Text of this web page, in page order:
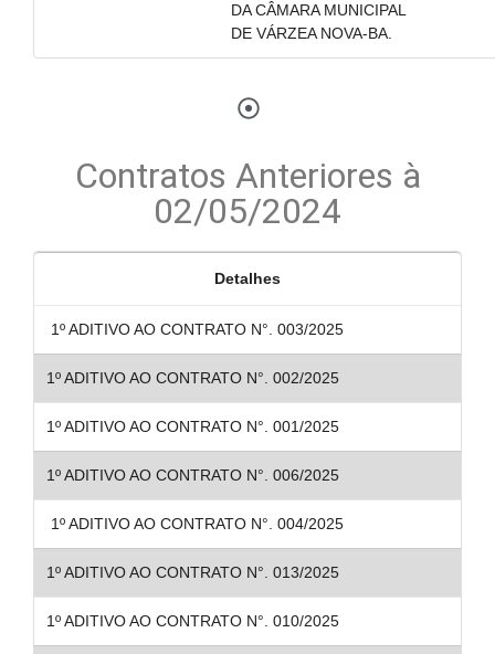
DA CÂMARA MUNICIPAL
DE VÁRZEA NOVA-BA.
Contratos Anteriores à
02/05/2024
Detalhes
1º ADITIVO AO CONTRATO N°. 003/2025
1º ADITIVO AO CONTRATO N°. 002/2025
1º ADITIVO AO CONTRATO N°. 001/2025
1º ADITIVO AO CONTRATO N°. 006/2025
1º ADITIVO AO CONTRATO N°. 004/2025
1º ADITIVO AO CONTRATO N°. 013/2025
1º ADITIVO AO CONTRATO N°. 010/2025